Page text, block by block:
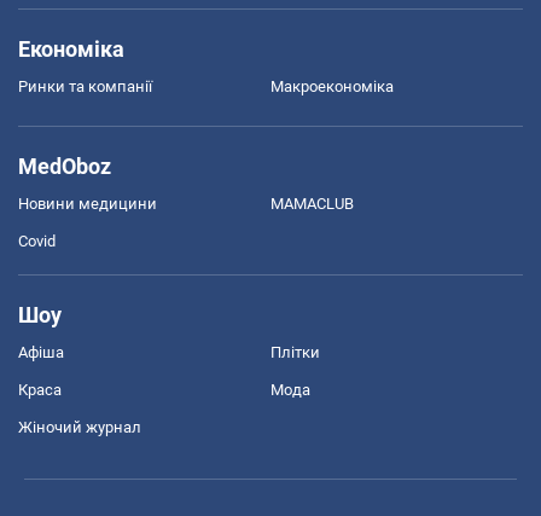
Економіка
Ринки та компанії Макроекономіка
MedOboz
Новини медицини MAMACLUB
Covid
Шоу
Афіша Плітки
Краса Мода
Жіночий журнал